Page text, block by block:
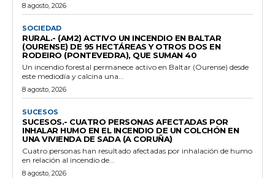
8 agosto, 2026
SOCIEDAD
RURAL.- (AM2) ACTIVO UN INCENDIO EN BALTAR
(OURENSE) DE 95 HECTÁREAS Y OTROS DOS EN
RODEIRO (PONTEVEDRA), QUE SUMAN 40
Un incendio forestal permanece activo en Baltar (Ourense) desde
este mediodía y calcina una...
8 agosto, 2026
SUCESOS
SUCESOS.- CUATRO PERSONAS AFECTADAS POR
INHALAR HUMO EN EL INCENDIO DE UN COLCHÓN EN
UNA VIVIENDA DE SADA (A CORUÑA)
Cuatro personas han resultado afectadas por inhalación de humo
en relación al incendio de...
8 agosto, 2026